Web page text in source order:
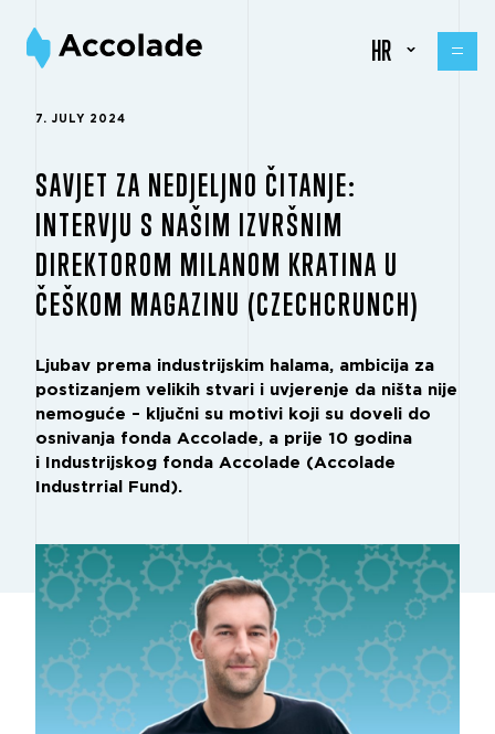
HR
7. JULY 2024
SAVJET ZA NEDJELJNO ČITANJE:
INTERVJU S NAŠIM IZVRŠNIM
DIREKTOROM MILANOM KRATINA U
ČEŠKOM MAGAZINU (CZECHCRUNCH)
Ljubav prema industrijskim halama, ambicija za
postizanjem velikih stvari i uvjerenje da ništa nije
nemoguće – ključni su motivi koji su doveli do
osnivanja fonda Accolade, a prije 10 godina
i Industrijskog fonda Accolade (Accolade
Industrrial Fund).